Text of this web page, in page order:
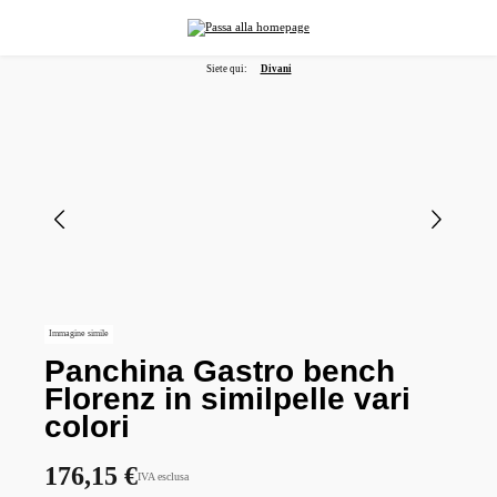
Siete qui: Divani
Immagine simile
Panchina Gastro bench
Florenz in similpelle vari
colori
176,15 €IVA esclusa